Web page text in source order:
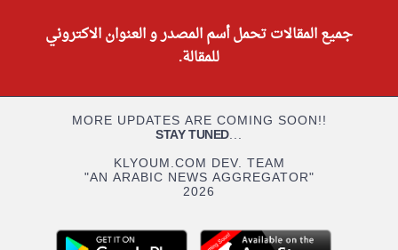
جميع المقالات تحمل أسم المصدر و العنوان الاكتروني
للمقالة.
MORE UPDATES ARE COMING SOON!!
STAY TUNED...
KLYOUM.COM DEV. TEAM
"AN ARABIC NEWS AGGREGATOR"
2026